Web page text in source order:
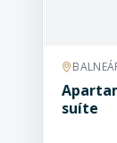
suíte